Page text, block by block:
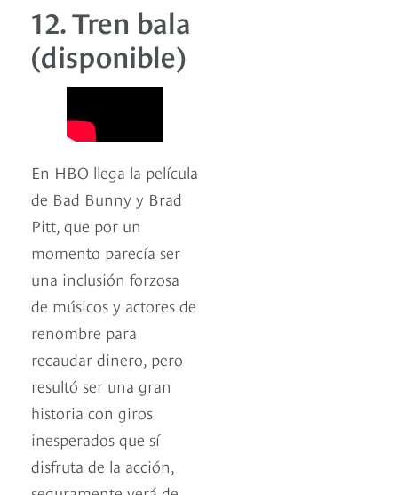
12. Tren bala
(disponible)
En HBO llega la película
de Bad Bunny y Brad
Pitt, que por un
momento parecía ser
una inclusión forzosa
de músicos y actores de
renombre para
recaudar dinero, pero
resultó ser una gran
historia con giros
inesperados que sí
disfruta de la acción,